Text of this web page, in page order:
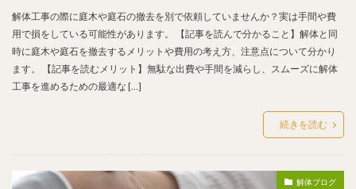
解体工事の際に庭木や庭石の撤去を別で依頼していませんか？実は手間や費
用で損をしている可能性があります。 【記事を読んで分かること】解体と同
時に庭木や庭石を撤去するメリットや費用の考え方、注意点について分かり
ます。 【記事を読むメリット】無駄な出費や手間を減らし、スムーズに解体
工事を進めるための最適な […]
続きを読む
解体ブログ